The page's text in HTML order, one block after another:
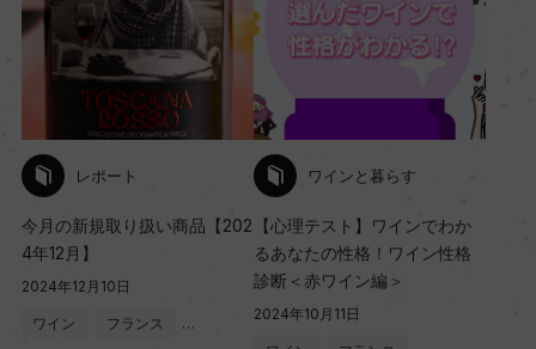
レポート
今月の新規取り扱い商品【202
4年12月】
2024年12月10日
ワイン フランス …
ワインと暮らす
【心理テスト】ワインでわか
るあなたの性格！ワイン性格
診断＜赤ワイン編＞
2024年10月11日